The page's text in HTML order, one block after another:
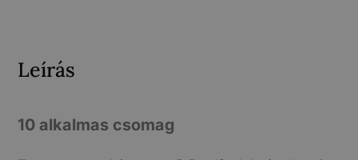
Leírás
10 alkalmas csomag